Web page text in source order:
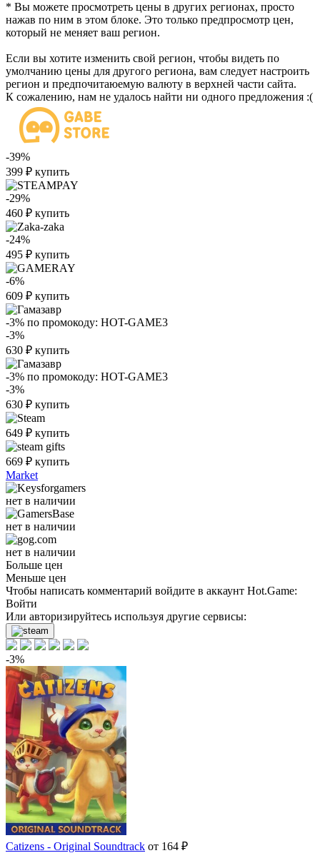
* Вы можете просмотреть цены в других регионах, просто
нажав по ним в этом блоке. Это только предпросмотр цен,
который не меняет ваш регион.
Если вы хотите изменить свой регион, чтобы видеть по
умолчанию цены для другого региона, вам следует настроить
регион и предпочитаюемую валюту в верхней части сайта.
К сожалению, нам не удалось найти ни одного предложения :(
-39%
399 ₽ купить
-29%
460 ₽ купить
-24%
495 ₽ купить
-6%
609 ₽ купить
-3% по промокоду: HOT-GAME3
-3%
630 ₽ купить
-3% по промокоду: HOT-GAME3
-3%
630 ₽ купить
649 ₽ купить
669 ₽ купить
Market
нет в наличии
нет в наличии
нет в наличии
Больше цен
Меньше цен
Чтобы написать комментарий войдите в аккаунт Hot.Game:
Войти
Или авторизируйтесь используя другие сервисы:
-3%
Catizens - Original Soundtrack от 164 ₽